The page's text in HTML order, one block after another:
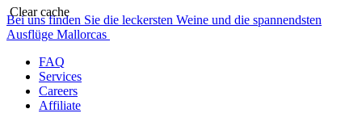
Bei uns finden Sie die leckersten Weine und die spannendsten
Ausflüge Mallorcas
FAQ
Services
Careers
Affiliate
Clear cache